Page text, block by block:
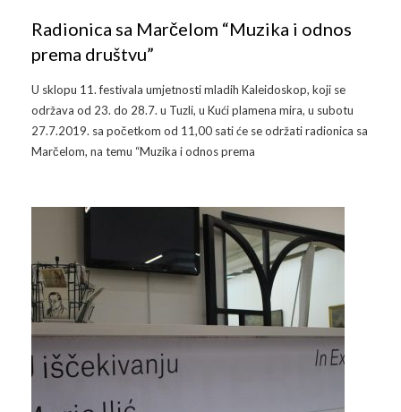
Radionica sa Marčelom “Muzika i odnos
prema društvu”
U sklopu 11. festivala umjetnosti mladih Kaleidoskop, koji se
održava od 23. do 28.7. u Tuzli, u Kući plamena mira, u subotu
27.7.2019. sa početkom od 11,00 sati će se održati radionica sa
Marčelom, na temu “Muzika i odnos prema